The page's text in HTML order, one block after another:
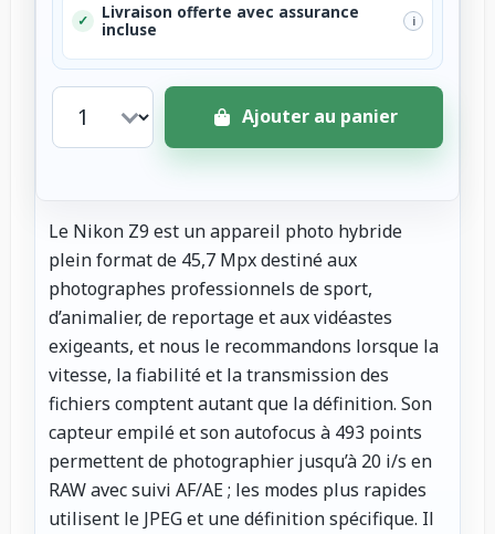
✓
Livraison offerte avec assurance
incluse
i
Ajouter au panier
Le Nikon Z9 est un appareil photo hybride
plein format de 45,7 Mpx destiné aux
photographes professionnels de sport,
d’animalier, de reportage et aux vidéastes
exigeants, et nous le recommandons lorsque la
vitesse, la fiabilité et la transmission des
fichiers comptent autant que la définition. Son
capteur empilé et son autofocus à 493 points
permettent de photographier jusqu’à 20 i/s en
RAW avec suivi AF/AE ; les modes plus rapides
utilisent le JPEG et une définition spécifique. Il